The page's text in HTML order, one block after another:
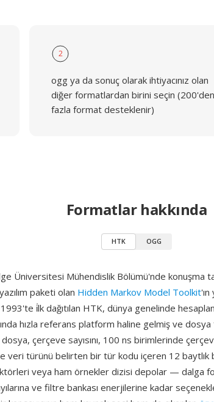
2
ogg ya da sonuç olarak ihtiyacınız olan
diğer formatlardan birini seçin (200'den
fazla format desteklenir)
Formatlar hakkında
HTK OGG
Üniversitesi Mühendislik Bölümü'nde konuşma
paketi olan Hidden Markov Model Toolkit
1993'te i̇lk dağıtılan HTK, dünya genelinde
hızla referans platform haline gelmiş ve dosya
çerçeve sayısını, 100 ns birimlerinde
veri türünü belirten bir tür kodu içeren 12 baytlık
veya ham örnekler dizisi depolar — dalga
ve filtre bankası enerjilerine kadar